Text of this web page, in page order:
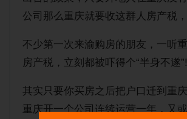
公司那么重庆就要收这群人房产税，
不少第一次来渝购房的朋友，一听
房产税，立刻都被吓得个“半身不遂”!
其实只要你买房之后把户口迁到重
重庆开一个公司连续运营一年，又